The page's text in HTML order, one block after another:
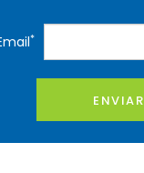
*
ENVIAR